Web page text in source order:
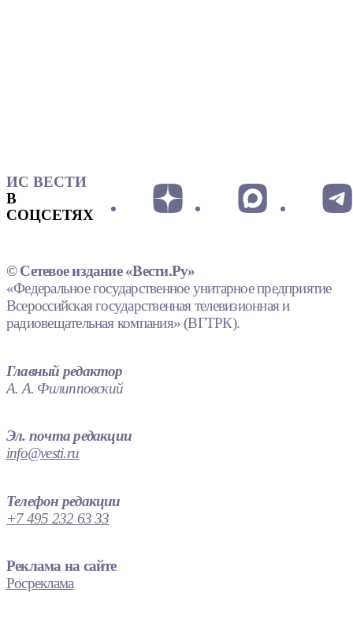
ИС ВЕСТИ
В
СОЦСЕТЯХ
© Сетевое издание «Вести.Ру»
«Федеральное государственное унитарное предприятие
Всероссийская государственная телевизионная и
радиовещательная компания» (ВГТРК).
Главный редактор
А. А. Филипповский
Эл. почта редакции
info@vesti.ru
Телефон редакции
+7 495 232 63 33
Реклама на сайте
Росреклама